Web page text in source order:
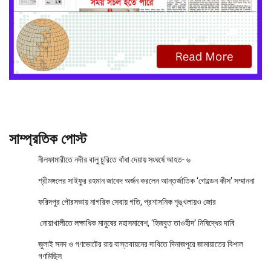
সাম্প্রতিক পোস্ট
নীলফামারীতে নদীর বালু চুরিতে বাঁধা দেয়ায় সংঘর্ষে আহত- ৬
শ্রীমঙ্গলের সাইফুর রহমান জাবেদ অর্জন করলেন আন্তর্জাতিক ‘গোল্ডেন কীস’ সম্মাননা
ফরিদপুর পৌরসভায় নাগরিক সেবায় গতি, প্রশাসনিক শৃঙ্খলায়ও জোর
নোয়াখালীতে লক্ষাধিক মানুষের মহাসমাবেশ, ‘হিজবুত তাওহীদ’ নিষিদ্ধের দাবি
জুলাই সনদ ও গণভোটের রায় বাস্তবায়নের দাবিতে দিনাজপুরে জামায়াতের বিশাল
গণমিছিল